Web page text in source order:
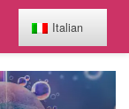
Italian